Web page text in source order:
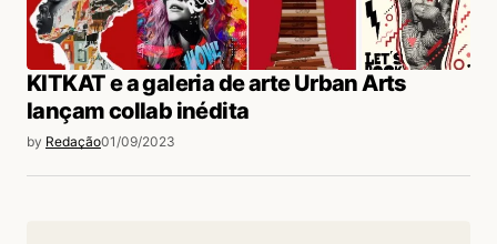
KITKAT e a galeria de arte Urban Arts
lançam collab inédita
by Redação01/09/2023